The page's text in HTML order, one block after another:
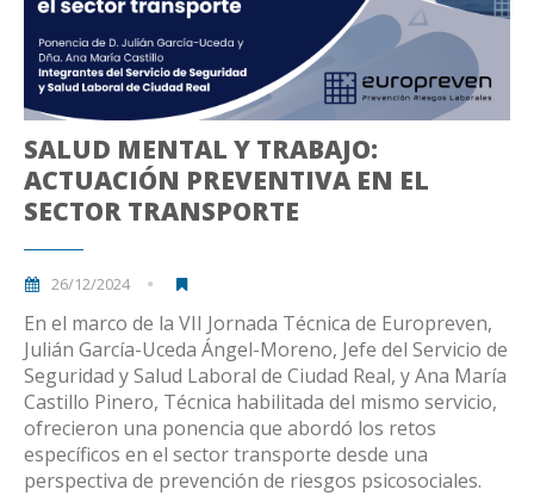
SALUD MENTAL Y TRABAJO:
ACTUACIÓN PREVENTIVA EN EL
SECTOR TRANSPORTE
26/12/2024
En el marco de la VII Jornada Técnica de Europreven,
Julián García-Uceda Ángel-Moreno, Jefe del Servicio de
Seguridad y Salud Laboral de Ciudad Real, y Ana María
Castillo Pinero, Técnica habilitada del mismo servicio,
ofrecieron una ponencia que abordó los retos
específicos en el sector transporte desde una
perspectiva de prevención de riesgos psicosociales.